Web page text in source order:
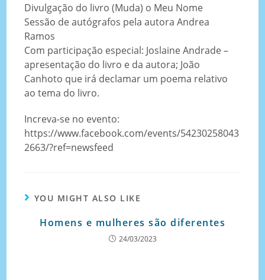
Divulgação do livro (Muda) o Meu Nome
Sessão de autógrafos pela autora Andrea
Ramos
Com participação especial: Joslaine Andrade –
apresentação do livro e da autora; João
Canhoto que irá declamar um poema relativo
ao tema do livro.
Increva-se no evento:
https://www.facebook.com/events/54230258043
2663/?ref=newsfeed
YOU MIGHT ALSO LIKE
Homens e mulheres são diferentes
24/03/2023